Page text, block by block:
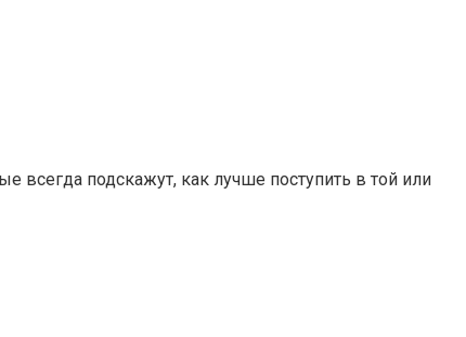
всегда подскажут, как лучше поступить в той или